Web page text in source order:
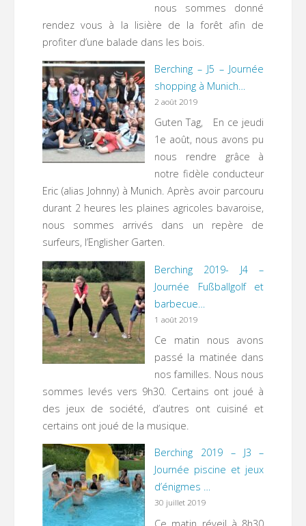
nous sommes donné
rendez vous à la lisière de la forêt afin de
profiter d’une balade dans les bois.
Berching – J5 – Journée
shopping à Munich…
2 août 2019
Guten Tag, En ce jeudi
1e août, nous avons pu
nous rendre grâce à
notre fidèle conducteur
Eric (alias Johnny) à Munich. Après avoir parcouru
durant 2 heures les plaines agricoles bavaroise,
nous sommes arrivés dans un repère de
surfeurs, l’Englisher Garten.
Berching 2019- J4 –
Journée Fußballgolf et
barbecue…
1 août 2019
Ce matin nous avons
passé la matinée dans
nos familles. Nous nous
sommes levés vers 9h30. Certains ont joué à
des jeux de société, d’autres ont cuisiné et
certains ont joué de la musique.
Berching 2019 – J3 –
Journée piscine et jeux
d’énigmes …
30 juillet 2019
Ce matin réveil à 8h30